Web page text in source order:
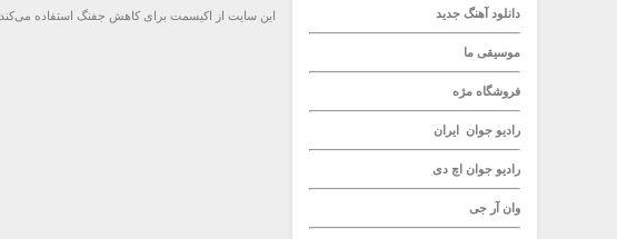
دانلود آهنگ جدید
موسیقی ما
فروشگاه مژه
رادیو جوان ایران
رادیو جوان اچ دی
وان آر جی
این سایت از اکیسمت برای کاهش جفنگ استفاده می‌کند.